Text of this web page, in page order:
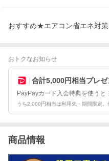
おすすめ★エアコン省エネ対
おトクなお知らせ
合計5,000円相当プレゼ
PayPayカード入会特典を使うと
うち2,000円相当は利用先・期間限定。
商品情報